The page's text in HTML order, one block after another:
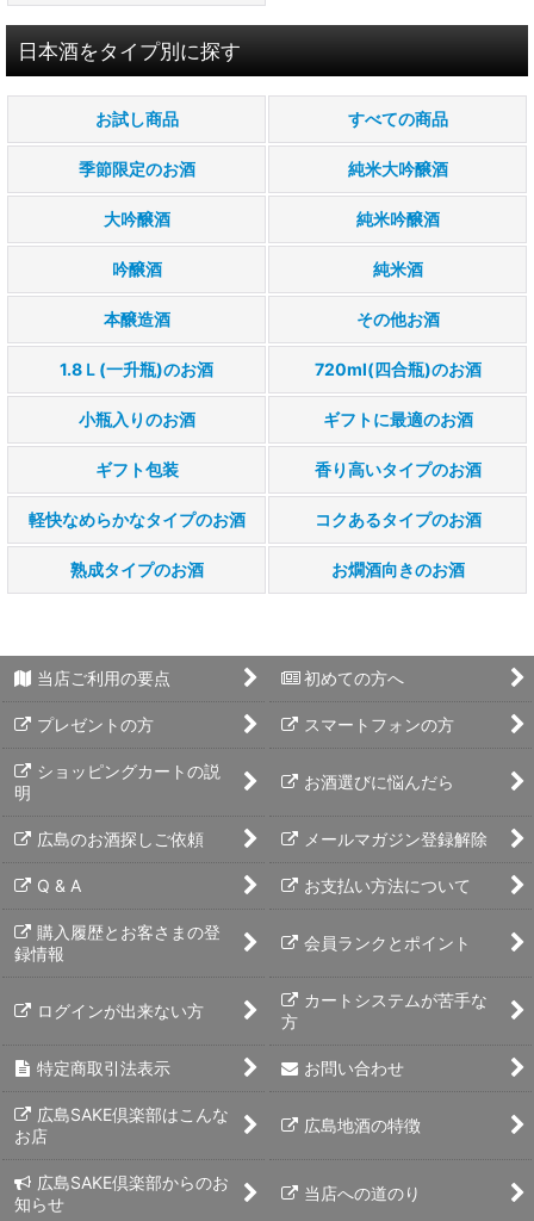
日本酒をタイプ別に探す
お試し商品 すべての商品
季節限定のお酒 純米大吟醸酒
大吟醸酒 純米吟醸酒
吟醸酒 純米酒
本醸造酒 その他お酒
1.8Ｌ(一升瓶)のお酒 720ml(四合瓶)のお酒
小瓶入りのお酒 ギフトに最適のお酒
ギフト包装 香り高いタイプのお酒
軽快なめらかなタイプのお酒 コクあるタイプのお酒
熟成タイプのお酒 お燗酒向きのお酒
当店ご利用の要点 初めての方へ
プレゼントの方 スマートフォンの方
ショッピングカートの説
明
お酒選びに悩んだら
広島のお酒探しご依頼 メールマガジン登録解除
Q & A お支払い方法について
購入履歴とお客さまの登
録情報
会員ランクとポイント
ログインが出来ない方
カートシステムが苦手な
方
特定商取引法表示 お問い合わせ
広島SAKE倶楽部はこんな
お店
広島地酒の特徴
広島SAKE倶楽部からのお
知らせ
当店への道のり